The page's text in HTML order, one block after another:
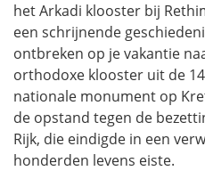
het Arkadi klooster bij
een schrijnende
ontbreken op je vakantie
orthodoxe klooster uit de
nationale monument op
de opstand tegen de
Rijk, die eindigde in een
honderden levens eiste.